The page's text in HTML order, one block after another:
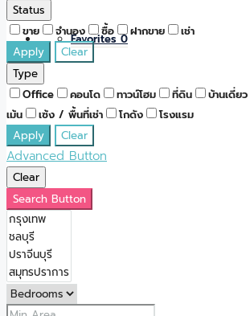
Favorites0
Status
ขาย จำนอง ซื้อ ฝากขาย เช่า
Apply
Clear
Type
Office คอนโด ทาวน์โฮม ที่ดิน บ้านเดี่ยว
เม้น
เซ้ง / พื้นที่เช่า โกดัง โรงแรม
Apply Clear
Advanced Button
Clear
Search Button